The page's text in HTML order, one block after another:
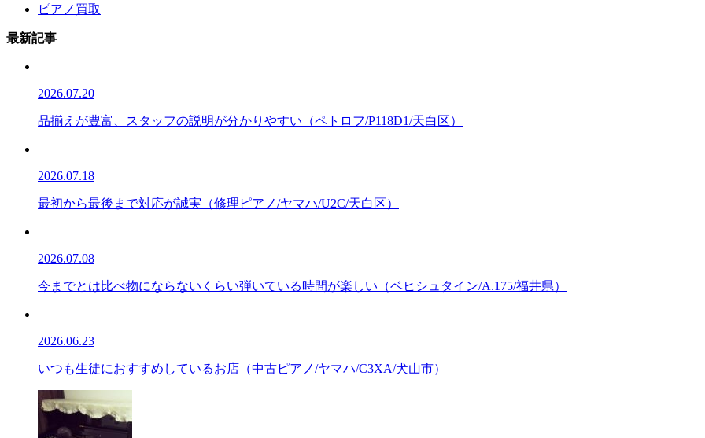
ピアノ買取
最新記事
2026.07.20
品揃えが豊富、スタッフの説明が分かりやすい（ペトロフ/P118D1/天白区）
2026.07.18
最初から最後まで対応が誠実（修理ピアノ/ヤマハ/U2C/天白区）
2026.07.08
今までとは比べ物にならないくらい弾いている時間が楽しい（ベヒシュタイン/A.175/福井県）
2026.06.23
いつも生徒におすすめしているお店（中古ピアノ/ヤマハ/C3XA/犬山市）